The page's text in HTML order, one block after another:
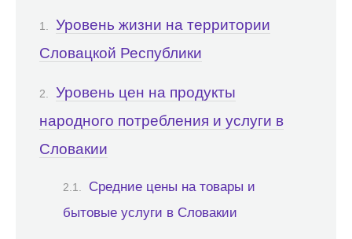
Уровень жизни на территории
Словацкой Республики
Уровень цен на продукты
народного потребления и услуги в
Словакии
Средние цены на товары и
бытовые услуги в Словакии